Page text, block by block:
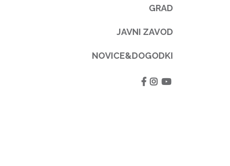
GRAD
JAVNI ZAVOD
NOVICE&DOGODKI